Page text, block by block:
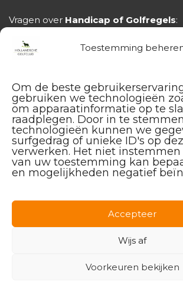
Toestemming
Om de beste
gebruiken we technologieën
om apparaatinformatie op te
raadplegen. Door in te
technologieën kunnen we
surfgedrag of unieke ID's op
verwerken. Het niet
van uw toestemming kan
en mogelijkheden negatief
Accepteer
Wijs af
Voorkeuren bekijken
Vragen over Handicap of Golfregels:
Instagram